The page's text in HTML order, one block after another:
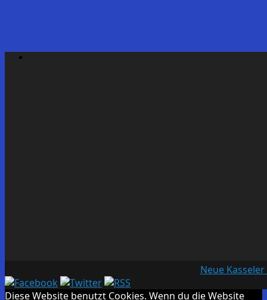
Neue
Diese Website benutzt Cookies. Wenn du die Website